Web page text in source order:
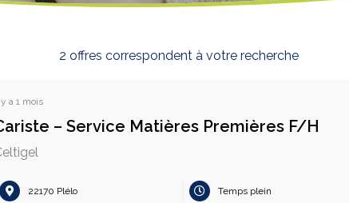
2 offres correspondent à votre recherche
a 1 mois
– Service Matières Premières F/H
22170 Plélo Temps plein